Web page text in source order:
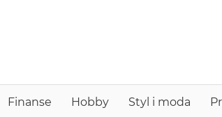
Finanse Hobby Styl i moda